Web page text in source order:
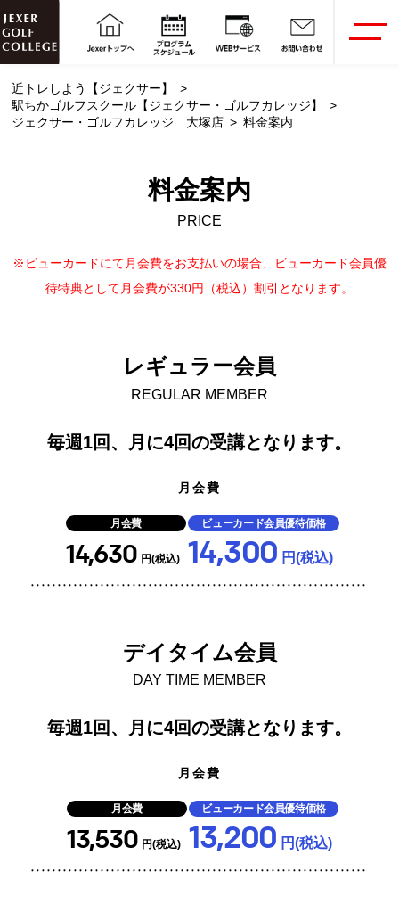
近トレしよう【ジェクサー】
駅ちかゴルフスクール【ジェクサー・ゴルフカレッジ】
ジェクサー・ゴルフカレッジ 大塚店
料金案内
料金案内
PRICE
※ビューカードにて月会費をお支払いの場合、ビューカード会員優
待特典として月会費が330円（税込）割引となります。
レギュラー会員
REGULAR MEMBER
毎週1回、月に4回の受講となります。
月会費
月会費
14,630 円(税込)
ビューカード会員優待価格
14,300 円(税込)
デイタイム会員
DAY TIME MEMBER
毎週1回、月に4回の受講となります。
月会費
月会費
13,530 円(税込)
ビューカード会員優待価格
13,200 円(税込)